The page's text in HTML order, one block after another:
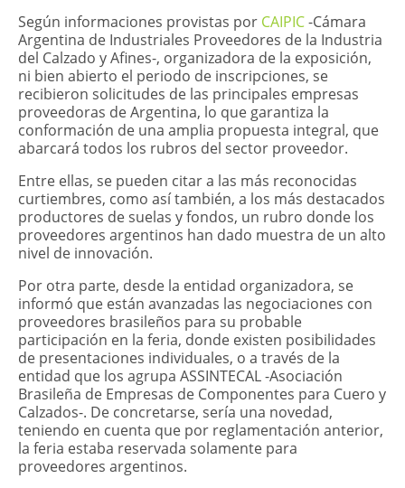
Según informaciones provistas por CAIPIC-Cámara
Argentina de Industriales Proveedores de la Industria
del Calzado y Afines-, organizadora de la exposición,
ni bien abierto el periodo de inscripciones, se
recibieron solicitudes de las principales empresas
proveedoras de Argentina, lo que garantiza la
conformación de una amplia propuesta integral, que
abarcará todos los rubros del sector proveedor.
Entre ellas, se pueden citar a las más reconocidas
curtiembres, como así también, a los más destacados
productores de suelas y fondos, un rubro donde los
proveedores argentinos han dado muestra de un alto
nivel de innovación.
Por otra parte, desde la entidad organizadora, se
informó que están avanzadas las negociaciones con
proveedores brasileños para su probable
participación en la feria, donde existen posibilidades
de presentaciones individuales, o a través de la
entidad que los agrupa ASSINTECAL -Asociación
Brasileña de Empresas de Componentes para Cuero y
Calzados-. De concretarse, sería una novedad,
teniendo en cuenta que por reglamentación anterior,
la feria estaba reservada solamente para
proveedores argentinos.